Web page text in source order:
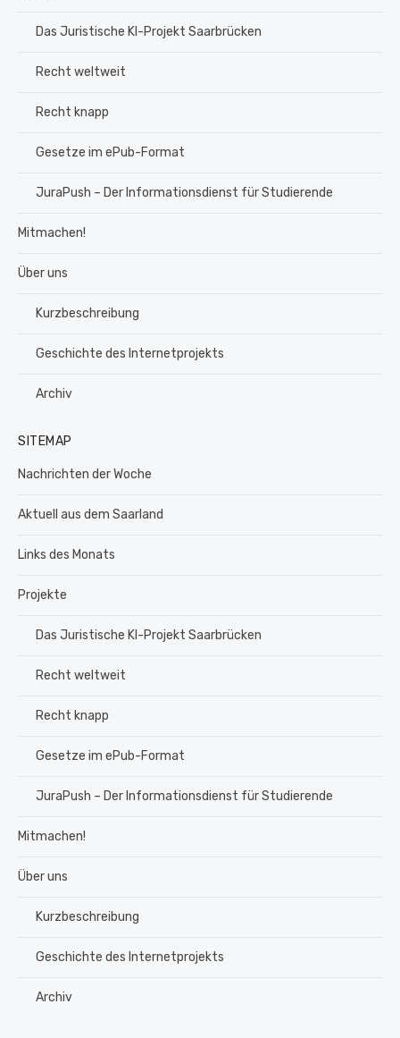
Das Juristische KI-Projekt Saarbrücken
Recht weltweit
Recht knapp
Gesetze im ePub-Format
JuraPush – Der Informationsdienst für Studierende
Mitmachen!
Über uns
Kurzbeschreibung
Geschichte des Internetprojekts
Archiv
SITEMAP
Nachrichten der Woche
Aktuell aus dem Saarland
Links des Monats
Projekte
Das Juristische KI-Projekt Saarbrücken
Recht weltweit
Recht knapp
Gesetze im ePub-Format
JuraPush – Der Informationsdienst für Studierende
Mitmachen!
Über uns
Kurzbeschreibung
Geschichte des Internetprojekts
Archiv